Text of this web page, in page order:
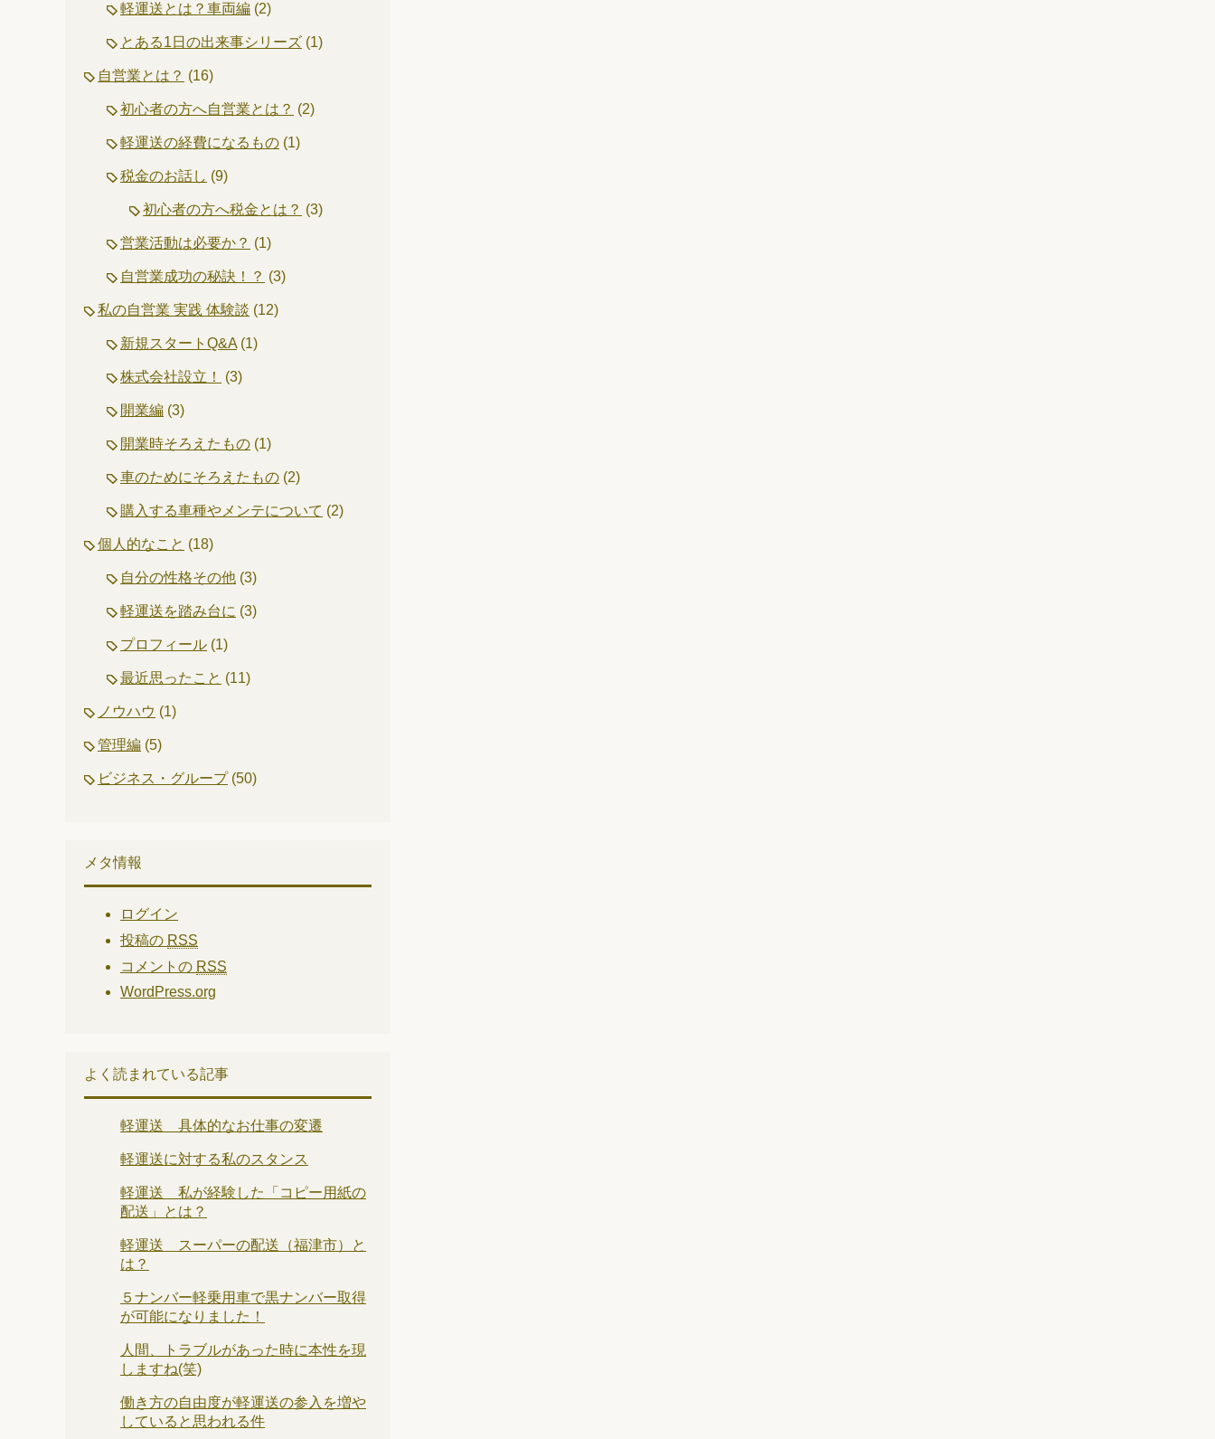
軽運送とは？車両編 (2)
とある1日の出来事シリーズ (1)
自営業とは？ (16)
初心者の方へ自営業とは？ (2)
軽運送の経費になるもの (1)
税金のお話し (9)
初心者の方へ税金とは？ (3)
営業活動は必要か？ (1)
自営業成功の秘訣！？ (3)
私の自営業 実践 体験談 (12)
新規スタートQ&A (1)
株式会社設立！ (3)
開業編 (3)
開業時そろえたもの (1)
車のためにそろえたもの (2)
購入する車種やメンテについて (2)
個人的なこと (18)
自分の性格その他 (3)
軽運送を踏み台に (3)
プロフィール (1)
最近思ったこと (11)
ノウハウ (1)
管理編 (5)
ビジネス・グループ(50)
メタ情報
ログイン
投稿の RSS
コメントの RSS
WordPress.org
よく読まれている記事
軽運送 具体的なお仕事の変遷
軽運送に対する私のスタンス
軽運送 私が経験した「コピー用紙の
配送」とは？
軽運送 スーパーの配送（福津市）と
は？
５ナンバー軽乗用車で黒ナンバー取得
が可能になりました！
人間、トラブルがあった時に本性を現
しますね(笑)
働き方の自由度が軽運送の参入を増や
していると思われる件